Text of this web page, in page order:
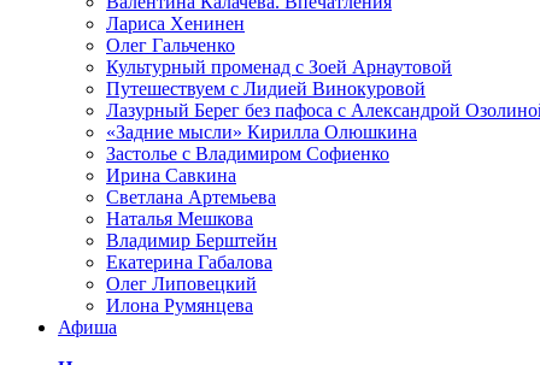
Лариса Хенинен
Олег Гальченко
Культурный променад с Зоей Арнаутовой
Путешествуем с Лидией Винокуровой
Лазурный Берег без пафоса с Александрой
«Задние мысли» Кирилла Олюшкина
Застолье с Владимиром Софиенко
Ирина Савкина
Светлана Артемьева
Наталья Мешкова
Владимир Берштейн
Екатерина Габалова
Олег Липовецкий
Илона Румянцева
Афиша